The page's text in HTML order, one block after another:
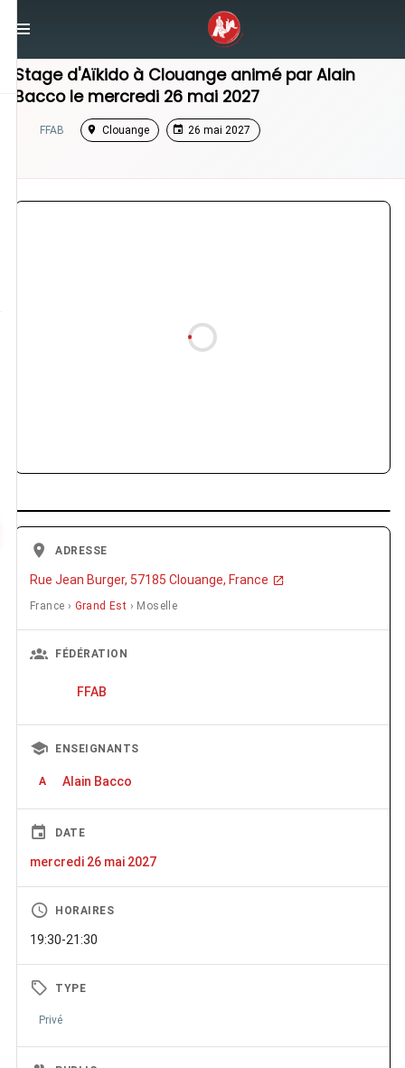
Stage d'Aïkido à Clouangeanimé parAlain
Baccole mercredi 26 mai 2027
FFAB Clouange 26 mai 2027
ADRESSE
Rue Jean Burger, 57185 Clouange, France
France › Grand Est › Moselle
FÉDÉRATION
FFAB
ENSEIGNANTS
A Alain Bacco
DATE
mercredi 26 mai 2027
HORAIRES
19:30-21:30
TYPE
Privé